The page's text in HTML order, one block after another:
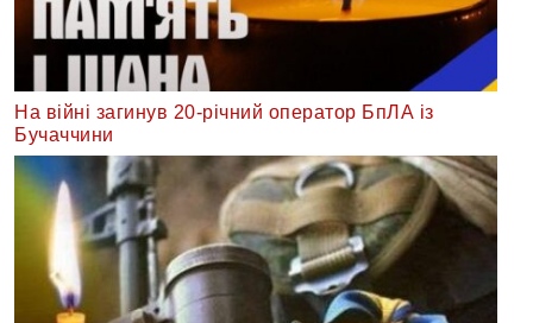
На війні загинув 20-річний оператор БпЛА із
Бучаччини